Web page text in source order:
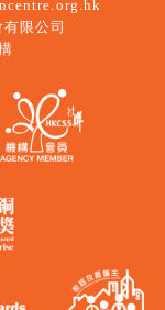
限公司